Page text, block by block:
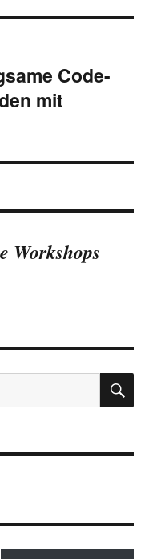
Code-
mit
Workshops